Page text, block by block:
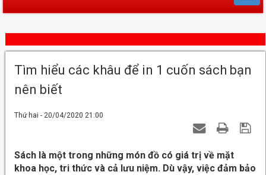
Tìm hiểu các khâu để in 1 cuốn sách bạn
nên biết
Thứ hai - 20/04/2020 21:00
Sách là một trong những món đồ có giá trị về mặt
khoa học, tri thức và cả lưu niệm. Dù vậy, việc đảm bảo